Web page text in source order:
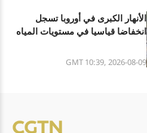
الأنهار الكبرى في أوروبا تسجل
انخفاضا قياسيا في مستويات المياه
GMT 10:39, 2026-08-09